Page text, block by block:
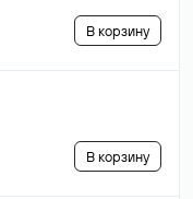
В корзину
В корзину